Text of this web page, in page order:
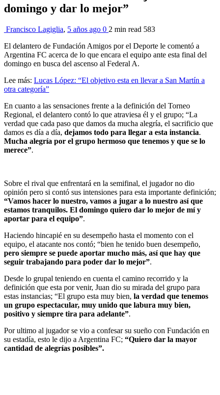
domingo y dar lo mejor”
Francisco Lagiglia, 5 años ago 0 2 min read 583
El delantero de Fundación Amigos por el Deporte le comentó a
Argentina FC acerca de lo que encara el equipo ante esta final del
domingo en busca del ascenso al Federal A.
Lee más: Lucas López: “El objetivo esta en llevar a San Martín a
otra categoría”
En cuanto a las sensaciones frente a la definición del Torneo
Regional, el delantero contó lo que atraviesa él y el grupo; “La
verdad que cada paso que damos da mucha alegría, el sacrificio que
damos es día a día, dejamos todo para llegar a esta instancia.
Mucha alegría por el grupo hermoso que tenemos y que se lo
merece”.
Sobre el rival que enfrentará en la semifinal, el jugador no dio
opinión pero si contó sus intensiones para esta importante definición;
“Vamos hacer lo nuestro, vamos a jugar a lo nuestro así que
estamos tranquilos. El domingo quiero dar lo mejor de mí y
aportar para el equipo”.
Haciendo hincapié en su desempeño hasta el momento con el
equipo, el atacante nos contó; “bien he tenido buen desempeño,
pero siempre se puede aportar mucho más, así que hay que
seguir trabajando para poder dar lo mejor”.
Desde lo grupal teniendo en cuenta el camino recorrido y la
definición que esta por venir, Juan dio su mirada del grupo para
estas instancias; “El grupo esta muy bien, la verdad que tenemos
un grupo espectacular, muy unido que labura muy bien,
positivo y siempre tira para adelante”.
Por ultimo al jugador se vio a confesar su sueño con Fundación en
su estadía, esto le dijo a Argentina FC; “Quiero dar la mayor
cantidad de alegrías posibles”.